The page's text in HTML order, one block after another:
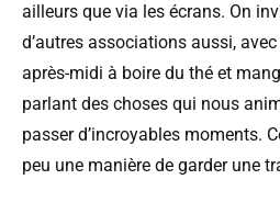
ailleurs que via les écrans. On
d’autres associations aussi, avec
après-midi à boire du thé et
parlant des choses qui nous
passer d’incroyables moments.
peu une manière de garder une